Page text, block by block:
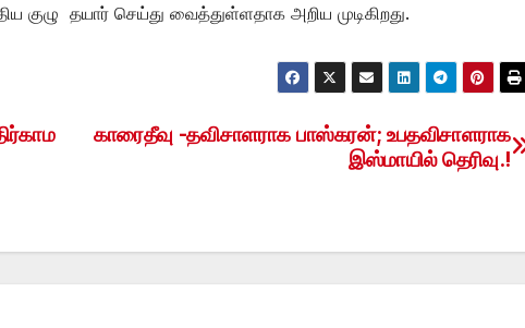
குழு தயார் செய்து வைத்துள்ளதாக அறிய முடிகிறது.
காரைதீவு -தவிசாளராக பாஸ்கரன்; உபதவிசாளராக
இஸ்மாயில் தெரிவு.!